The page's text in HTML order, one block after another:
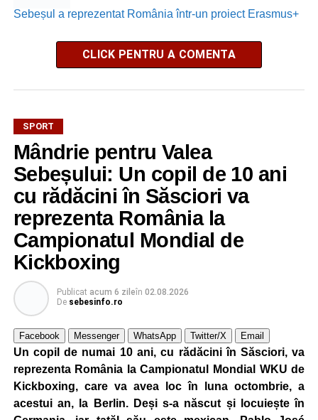
Sebeșul a reprezentat România într-un proiect Erasmus+
CLICK PENTRU A COMENTA
SPORT
Mândrie pentru Valea
Sebeșului: Un copil de 10 ani
cu rădăcini în Săsciori va
reprezenta România la
Campionatul Mondial de
Kickboxing
Publicat acum 6 zileîn 02.08.2026
De sebesinfo.ro
Facebook Messenger WhatsApp Twitter/X Email
Un copil de numai 10 ani, cu rădăcini în Săsciori, va
reprezenta România la Campionatul Mondial WKU de
Kickboxing, care va avea loc în luna octombrie, a
acestui an, la Berlin. Deși s-a născut și locuiește în